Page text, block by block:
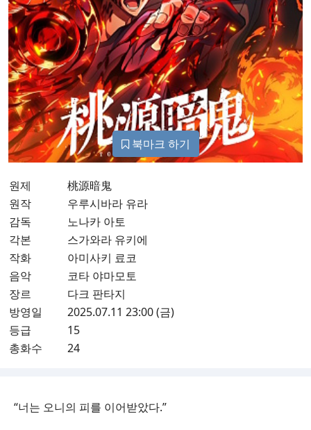
북마크 하기
원제
桃源暗鬼
원작
우루시바라 유라
감독
노나카 아토
각본
스가와라 유키에
작화
아미사키 료코
음악
코타 야마모토
장르
다크 판타지
방영일
2025.07.11 23:00 (금)
등급
15
총화수
24
“너는 오니의 피를 이어받았다.”